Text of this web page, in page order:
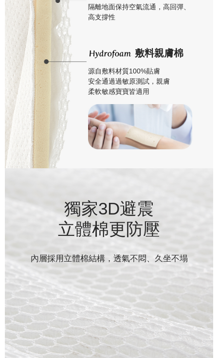
隔離地面保持空氣流通，高回彈、
高支撐性
敷料親膚棉
源自敷料材質100%貼膚
安全通過過敏原測試，親膚
柔軟敏感寶寶皆適用
獨家3D避震
立體棉更防壓
內層採用立體棉結構，透氣不悶、久坐不塌